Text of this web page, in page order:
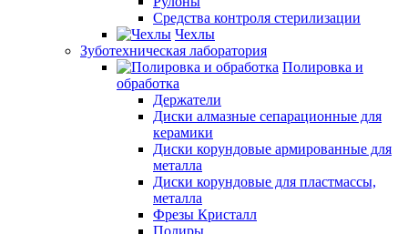
Средства контроля стерилизации
Чехлы
Зуботехническая лаборатория
Полировка и
обработка
Держатели
Диски алмазные сепарационные для
керамики
Диски корундовые армированные для
металла
Диски корундовые для пластмассы,
металла
Фрезы Кристалл
Полиры